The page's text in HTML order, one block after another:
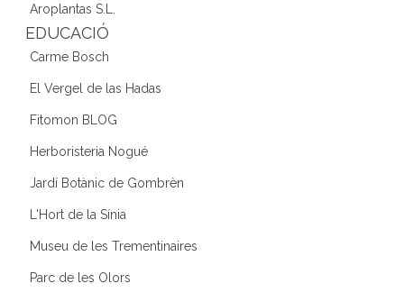
Aroplantas S.L.
EDUCACIÓ
Carme Bosch
El Vergel de las Hadas
Fitomon BLOG
Herboristeria Nogué
Jardí Botànic de Gombrèn
L'Hort de la Sínia
Museu de les Trementinaires
Parc de les Olors